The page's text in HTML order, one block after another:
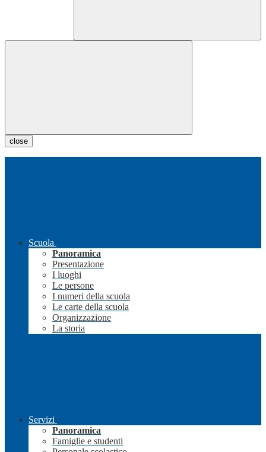
close
Scuola
Panoramica
Presentazione
I luoghi
Le persone
I numeri della scuola
Le carte della scuola
Organizzazione
La storia
Servizi
Panoramica
Famiglie e studenti